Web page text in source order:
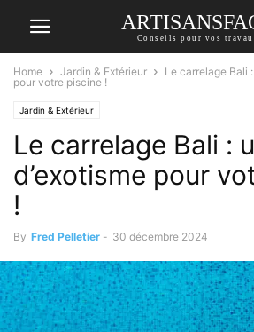
Conseils pour vos
Home Jardin & Extérieur
Le carrelage Bali
pour votre piscine !
Jardin & Extérieur
Le carrelage Bali :
d’exotisme pour
!
By Fred Pelletier - 30 décembre 2024